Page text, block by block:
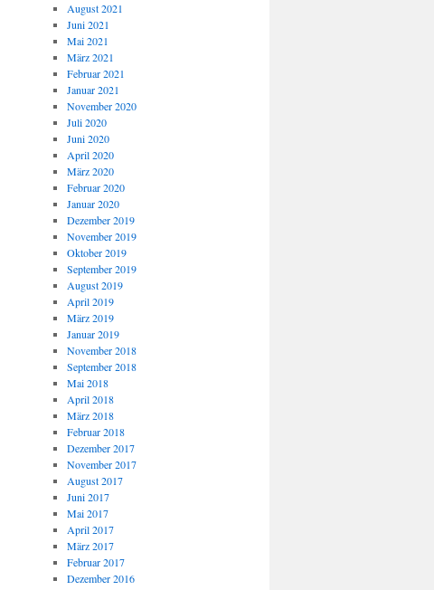
August 2021
Juni 2021
Mai 2021
März 2021
Februar 2021
Januar 2021
November 2020
Juli 2020
Juni 2020
April 2020
März 2020
Februar 2020
Januar 2020
Dezember 2019
November 2019
Oktober 2019
September 2019
August 2019
April 2019
März 2019
Januar 2019
November 2018
September 2018
Mai 2018
April 2018
März 2018
Februar 2018
Dezember 2017
November 2017
August 2017
Juni 2017
Mai 2017
April 2017
März 2017
Februar 2017
Dezember 2016